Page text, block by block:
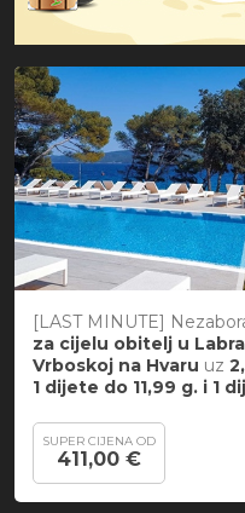
[LAST MINUTE]
za cijelu obitelj u
Vrboskoj na Hvaru uz
1 dijete do 11,99 g. i 1
SUPER CIJENA OD
411,00 €